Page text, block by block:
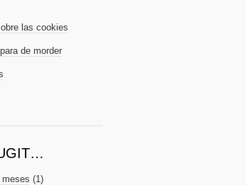
las cookies
de morder
(1)